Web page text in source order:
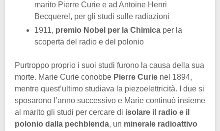
marito Pierre Curie e ad Antoine Henri
Becquerel, per gli studi sulle radiazioni
1911, premio Nobel per la Chimica per la
scoperta del radio e del polonio
Purtroppo proprio i suoi studi furono la causa della sua
morte. Marie Curie conobbe Pierre Curie nel 1894,
mentre quest’ultimo studiava la piezoelettricità. I due si
sposarono l’anno successivo e Marie continuò insieme
al marito gli studi per cercare di isolare il radio e il
polonio dalla pechblenda, un minerale radioattivo